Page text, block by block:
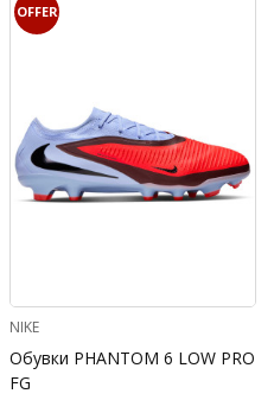
OFFER
NIKE
Обувки PHANTOM 6 LOW PRO
FG